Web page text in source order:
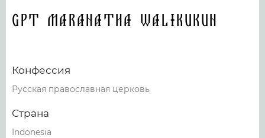
GPT Maranatha Walikukun
Конфессия
Русская православная церковь
Страна
Indonesia